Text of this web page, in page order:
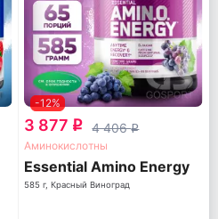
-12%
3 877 q 4 406q
Аминокислотны
Essential Amino Energy
585 г, Красный Виноград